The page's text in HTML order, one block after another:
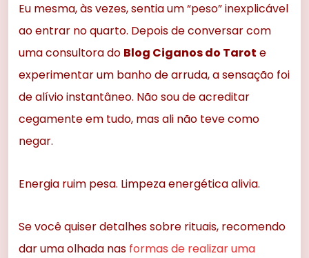
Eu mesma, às vezes, sentia um “peso” inexplicável
ao entrar no quarto. Depois de conversar com
uma consultora do Blog Ciganos do Tarot e
experimentar um banho de arruda, a sensação foi
de alívio instantâneo. Não sou de acreditar
cegamente em tudo, mas ali não teve como
negar.
Energia ruim pesa. Limpeza energética alivia.
Se você quiser detalhes sobre rituais, recomendo
dar uma olhada nas formas de realizar uma